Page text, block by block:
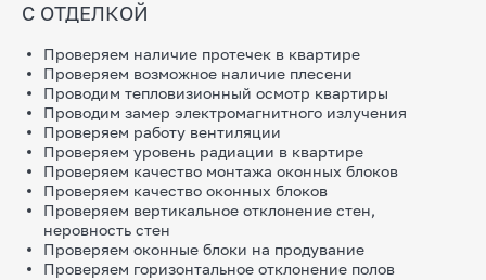
С ОТДЕЛКОЙ
Проверяем наличие протечек в квартире
Проверяем возможное наличие плесени
Проводим тепловизионный осмотр квартиры
Проводим замер электромагнитного излучения
Проверяем работу вентиляции
Проверяем уровень радиации в квартире
Проверяем качество монтажа оконных блоков
Проверяем качество оконных блоков
Проверяем вертикальное отклонение стен,
неровность стен
Проверяем оконные блоки на продувание
Проверяем горизонтальное отклонение полов